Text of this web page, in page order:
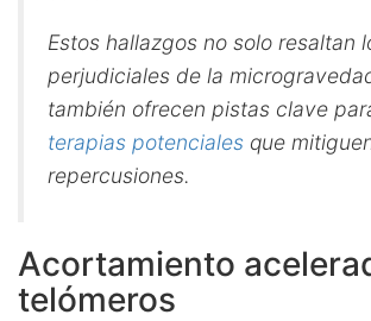
Estos hallazgos no solo resaltan
perjudiciales de la
también ofrecen pistas clave
terapias potenciales que
repercusiones.
Acortamiento
telómeros